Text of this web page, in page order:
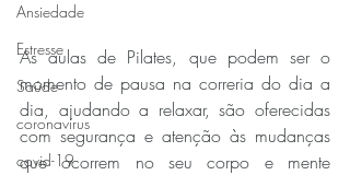
Ansiedade
Estresse
Saúde
coronavírus
covid-19
As aulas de Pilates, que podem ser o
momento de pausa na correria do dia a
dia, ajudando a relaxar, são oferecidas
com segurança e atenção às mudanças
que ocorrem no seu corpo e mente